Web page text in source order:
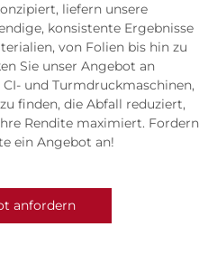
liefern unsere
konsistente Ergebnisse
von Folien bis hin zu
Sie unser Angebot an
und Turmdruckmaschinen,
finden, die Abfall reduziert,
Rendite maximiert. Fordern
ein Angebot an!
anfordern